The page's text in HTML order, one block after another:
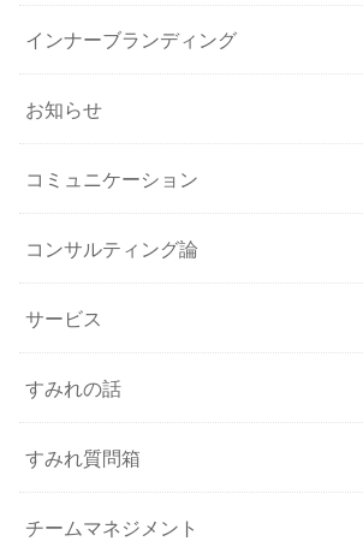
インナーブランディング
お知らせ
コミュニケーション
コンサルティング論
サービス
すみれの話
すみれ質問箱
チームマネジメント